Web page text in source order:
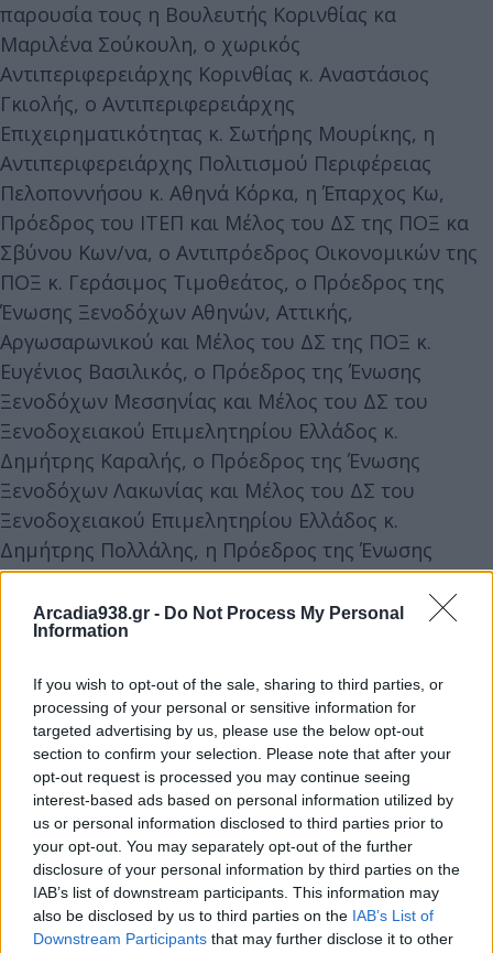
Arcadia938.gr - Do Not Process My Personal
Information
If you wish to opt-out of the sale, sharing to third parties, or
processing of your personal or sensitive information for
targeted advertising by us, please use the below opt-out
section to confirm your selection. Please note that after your
opt-out request is processed you may continue seeing
interest-based ads based on personal information utilized by
us or personal information disclosed to third parties prior to
your opt-out. You may separately opt-out of the further
disclosure of your personal information by third parties on the
IAB’s list of downstream participants. This information may
also be disclosed by us to third parties on the IAB’s List of
Downstream Participants that may further disclose it to other
παρουσία τους η Βουλευτής Κορινθίας κα
Μαριλένα Σούκουλη, ο χωρικός
Αντιπεριφερειάρχης Κορινθίας κ. Αναστάσιος
Γκιολής, ο Αντιπεριφερειάρχης
Επιχειρηματικότητας κ. Σωτήρης Μουρίκης, η
Αντιπεριφερειάρχης Πολιτισμού Περιφέρειας
Πελοποννήσου κ. Αθηνά Κόρκα, η Έπαρχος Κω,
Πρόεδρος του ΙΤΕΠ και Μέλος του ΔΣ της ΠΟΞ κα
Σβύνου Κων/να, ο Αντιπρόεδρος Οικονομικών της
ΠΟΞ κ. Γεράσιμος Τιμοθεάτος, ο Πρόεδρος της
Ένωσης Ξενοδόχων Αθηνών, Αττικής,
Αργωσαρωνικού και Μέλος του ΔΣ της ΠΟΞ κ.
Ευγένιος Βασιλικός, ο Πρόεδρος της Ένωσης
Ξενοδόχων Μεσσηνίας και Μέλος του ΔΣ του
Ξενοδοχειακού Επιμελητηρίου Ελλάδος κ.
Δημήτρης Καραλής, ο Πρόεδρος της Ένωσης
Ξενοδόχων Λακωνίας και Μέλος του ΔΣ του
Ξενοδοχειακού Επιμελητηρίου Ελλάδος κ.
Δημήτρης Πολλάλης, η Πρόεδρος της Ένωσης
Ξενοδόχων Ευρυτανίας κα Σοφία Φλέγγα, η
Δικηγόρος και Συντονίστρια του Διεθνούς
Φεστιβάλ Αρχαίου Δράματος Κορίνθου κα Εύη
Τουρισμού Περιφέρειας Πελοποννήσου κα Άννα
Καλογεροπούλου και κα Κωνσταντίνα Νικολάκου,
σύσσωμα τα Μέλη του ΔΣ Π.Ε. Κορινθίας κ.
Αλκιβιάδης Δρίτσας, κα Εύη Πολίτη, κ. Βασίλης
Μπάκος, κα Δάφνη Μαυρομάτη, κ.Δημήτρης
Παππάς, κ.Μιχάλης Χατζηγεωργίου, κ. Θανάσης
Βενετσάνος, εκπρόσωποι του ΣΕΤΕ, τα μέλη του
Experience Perahora, Μέλη θεσμικών φορέων,
συλλόγων και πλήθος επαγγελματιών του